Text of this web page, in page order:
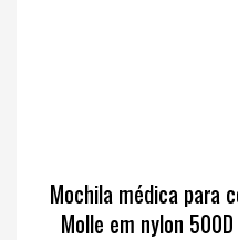
Mochila médica para
Molle em nylon